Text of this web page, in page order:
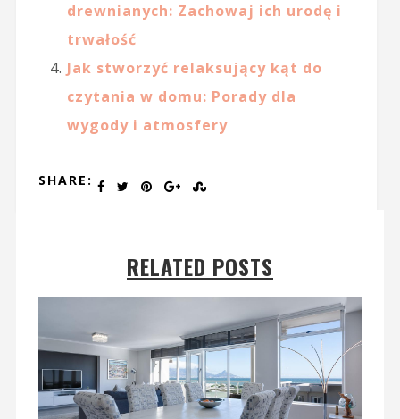
drewnianych: Zachowaj ich urodę i
trwałość
Jak stworzyć relaksujący kąt do
czytania w domu: Porady dla
wygody i atmosfery
SHARE:
RELATED POSTS